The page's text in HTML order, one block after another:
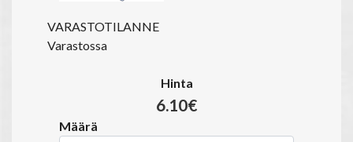
VARASTOTILANNE
Varastossa
Hinta
6.10€
Määrä